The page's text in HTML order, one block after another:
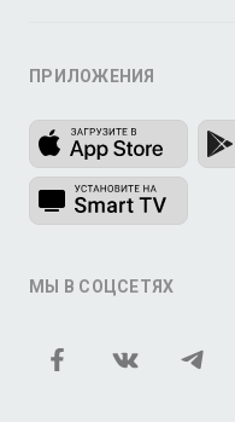
ПРИЛОЖЕНИЯ
МЫ В СОЦСЕТЯХ